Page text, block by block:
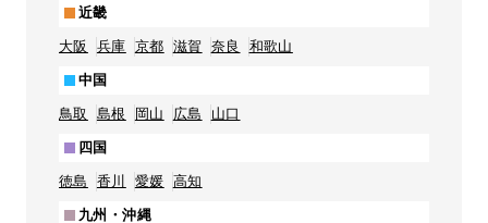
近畿
大阪 兵庫 京都 滋賀 奈良 和歌山
中国
鳥取 島根 岡山 広島 山口
四国
徳島 香川 愛媛 高知
九州・沖縄